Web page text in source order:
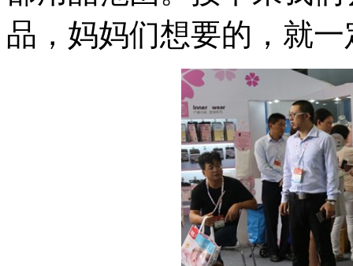
品，妈妈们想要的，就